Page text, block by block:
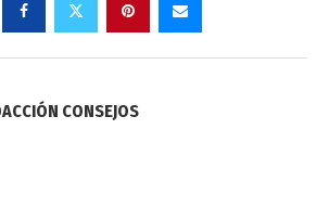
CONSEJOS